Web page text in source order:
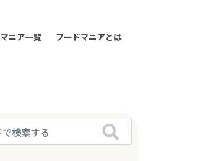
マニア一覧 フードマニアとは